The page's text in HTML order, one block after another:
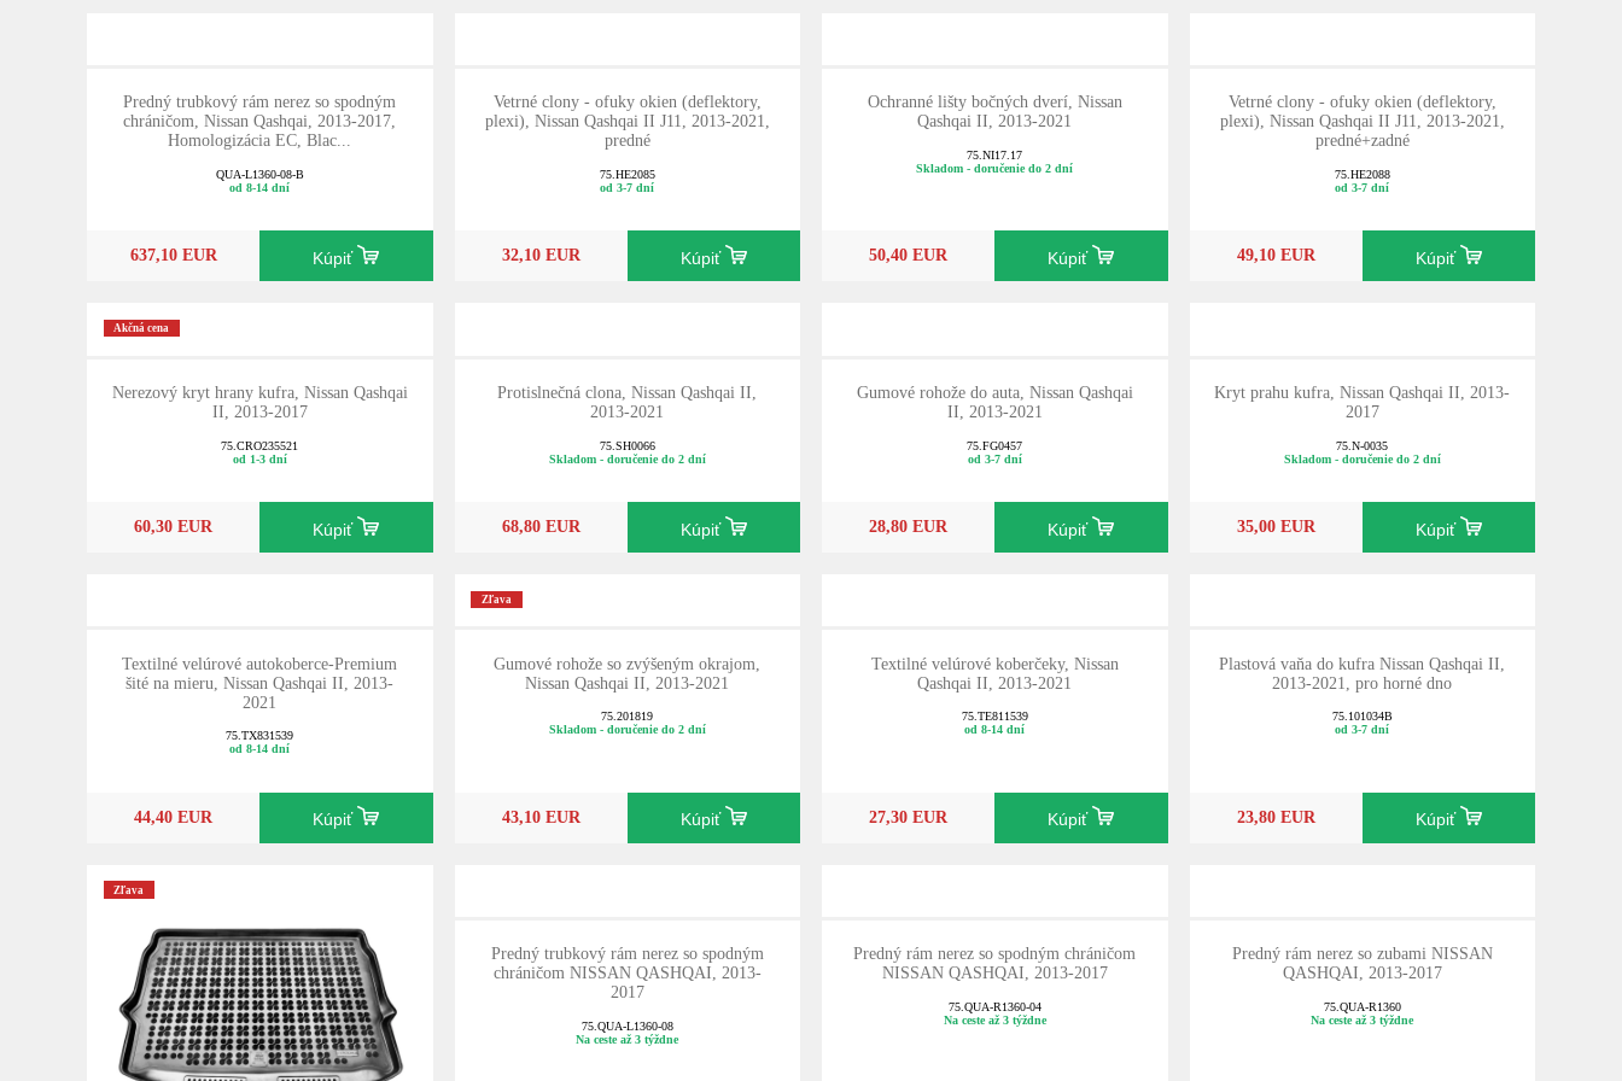
Predný trubkový rám nerez so spodným
chráničom, Nissan Qashqai, 2013-2017,
Homologizácia EC, Blac...
QUA-L1360-08-B
od 8-14 dní
637,10 EUR Kúpiť
Vetrné clony - ofuky okien (deflektory,
plexi), Nissan Qashqai II J11, 2013-2021,
predné
75.HE2085
od 3-7 dní
32,10 EUR Kúpiť
Ochranné lišty bočných dverí, Nissan
Qashqai II, 2013-2021
75.NI17.17
Skladom - doručenie do 2 dní
50,40 EUR Kúpiť
Vetrné clony - ofuky okien (deflektory,
plexi), Nissan Qashqai II J11, 2013-2021,
predné+zadné
75.HE2088
od 3-7 dní
49,10 EUR Kúpiť
Akčná cena
Nerezový kryt hrany kufra, Nissan Qashqai
II, 2013-2017
75.CRO235521
od 1-3 dní
60,30 EUR Kúpiť
Protislnečná clona, Nissan Qashqai II,
2013-2021
75.SH0066
Skladom - doručenie do 2 dní
68,80 EUR Kúpiť
Gumové rohože do auta, Nissan Qashqai
II, 2013-2021
75.FG0457
od 3-7 dní
28,80 EUR Kúpiť
Kryt prahu kufra, Nissan Qashqai II, 2013-
2017
75.N-0035
Skladom - doručenie do 2 dní
35,00 EUR Kúpiť
Textilné velúrové autokoberce-Premium
šité na mieru, Nissan Qashqai II, 2013-
2021
75.TX831539
od 8-14 dní
44,40 EUR Kúpiť
Zľava
Gumové rohože so zvýšeným okrajom,
Nissan Qashqai II, 2013-2021
75.201819
Skladom - doručenie do 2 dní
43,10 EUR Kúpiť
Textilné velúrové koberčeky, Nissan
Qashqai II, 2013-2021
75.TE811539
od 8-14 dní
27,30 EUR Kúpiť
Plastová vaňa do kufra Nissan Qashqai II,
2013-2021, pro horné dno
75.101034B
od 3-7 dní
23,80 EUR Kúpiť
Zľava
Predný trubkový rám nerez so spodným
chráničom NISSAN QASHQAI, 2013-
2017
75.QUA-L1360-08
Na ceste až 3 týždne
Predný rám nerez so spodným chráničom
NISSAN QASHQAI, 2013-2017
75.QUA-R1360-04
Na ceste až 3 týždne
Predný rám nerez so zubami NISSAN
QASHQAI, 2013-2017
75.QUA-R1360
Na ceste až 3 týždne